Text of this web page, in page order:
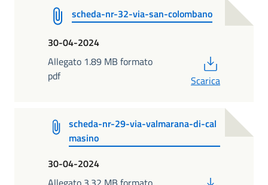
scheda-nr-32-via-san-colombano
30-04-2024
Allegato 1.89 MB formato
pdf
Scarica
scheda-nr-29-via-valmarana-di-cal
masino
30-04-2024